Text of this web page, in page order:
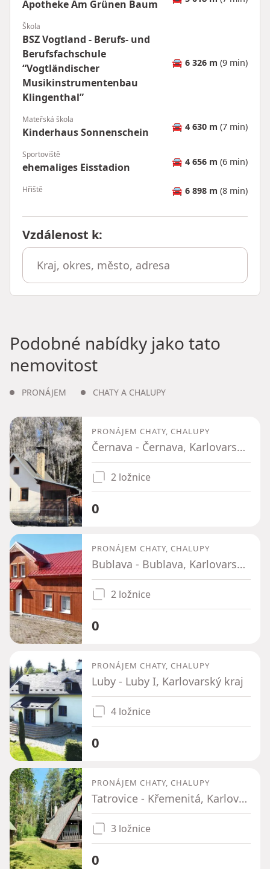
Apotheke Am Grünen Baum
Škola
BSZ Vogtland - Berufs- und
Berufsfachschule
“Vogtländischer
Musikinstrumentenbau
Klingenthal”
🚘 6 326 m (9 min)
Mateřská škola
Kinderhaus Sonnenschein 🚘 4 630 m (7 min)
Sportoviště
ehemaliges Eisstadion 🚘 4 656 m (6 min)
Hřiště 🚘 6 898 m (8 min)
Vzdálenost k:
Podobné nabídky jako tato
nemovitost
PRONÁJEM CHATY A CHALUPY
PRONÁJEM CHATY, CHALUPY
Černava - Černava, Karlovarský kraj
2 ložnice
0
PRONÁJEM CHATY, CHALUPY
Bublava - Bublava, Karlovarský kraj
2 ložnice
0
PRONÁJEM CHATY, CHALUPY
Luby - Luby I, Karlovarský kraj
4 ložnice
0
PRONÁJEM CHATY, CHALUPY
Tatrovice - Křemenitá, Karlovarský kraj
3 ložnice
0